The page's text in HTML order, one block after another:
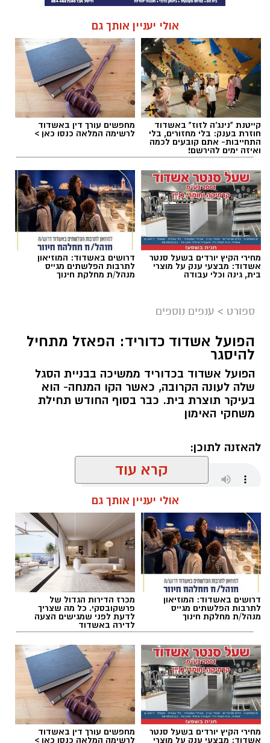
אולי יעניין אותך גם
קייטנת "נינג'ה לזוז" באשדוד
חוזרת בענק: בלי מחזורים, בלי
התחייבות- אתם קובעים לכמה
ואיזה ימים להירשם!
מחפשים עורך דין באשדוד
לרשימה המלאה כנסו כאן >
מחירי הקיץ יורדים בשעל סנטר
אשדוד: מבצעי ענק על מוצרי
בית, גינה וכלי עבודה
דרושים באשדוד: המוזיאון
לתרבות הפלשתים מגייס
מנהל/ת מחלקת חינוך
ספורט > ענפים נוספים
הפועל אשדוד כדוריד: הפאזל מתחיל
להיסגר
הפועל אשדוד בכדוריד ממשיכה בבניית הסגל
שלה לעונה הקרובה, כאשר הקו המנחה- הוא
בעיקר תוצרת בית. כבר בסוף החודש תחילת
משחקי האימון
להאזנה לתוכן:
שחר כחלון / 15:36 10.08.26
תגים:כדוריד, הפועל אשדוד
קרא עוד
אולי יעניין אותך גם
דרושים באשדוד: המוזיאון
לתרבות הפלשתים מגייס
מנהל/ת מחלקת חינוך
מכרז הדירות הגדול של
פרשקובסקי. כל מה שצריך
לדעת לפני שמגישים הצעה
לדירה באשדוד
מחירי הקיץ יורדים בשעל סנטר
אשדוד: מבצעי ענק על מוצרי
מחפשים עורך דין באשדוד
לרשימה המלאה כנסו כאן >